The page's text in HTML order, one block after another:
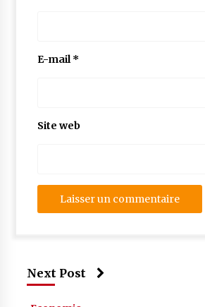
E-mail*
Site web
Next Post